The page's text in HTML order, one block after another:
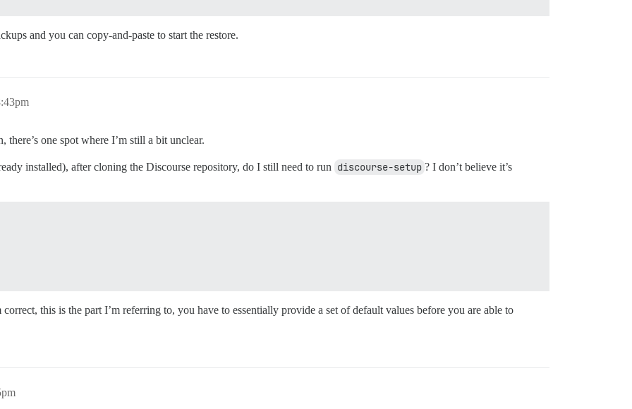
and you can copy-and-paste to start the restore.
one spot where I’m still a bit unclear.
installed), after cloning the Discourse repository, do I still need to run discourse-setup ? I don’t believe it’s
this is the part I’m referring to, you have to essentially provide a set of default values before you are able to